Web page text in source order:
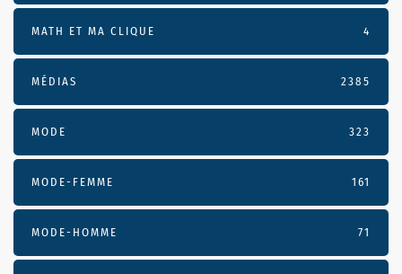
MATH ET MA CLIQUE 4
MÉDIAS 2385
MODE 323
MODE-FEMME 161
MODE-HOMME 71